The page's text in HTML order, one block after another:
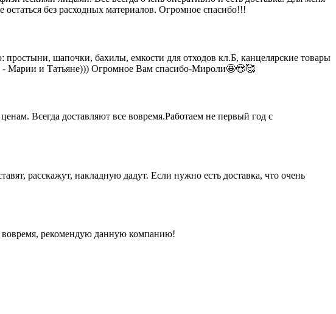
без расходных материалов. Огромное спасибо!!!
шапочки, бахилы, емкости для отходов кл.Б, канцелярские товары
- Марии и Татьяне))) Огромное Вам спасибо-Мироли🤩😍🥰
Всегда доставляют все вовремя.Работаем не первый год с
расскажут, накладную дадут. Если нужно есть доставка, что очень
вовремя, рекомендую данную компанию!